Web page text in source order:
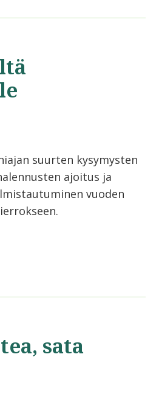
suurten kysymysten
ajoitus ja
vuoden
sata